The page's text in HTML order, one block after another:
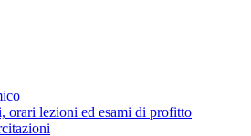
orari lezioni ed esami di profitto